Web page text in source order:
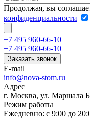
Продолжая, вы
конфиденциальности
+7 495 960-66-10
+7 495 960-66-10
Заказать звонок
E-mail
info@nova-stom.ru
Адрес
г. Москва, ул. Маршала
Режим работы
Ежедневно: с 9:00 до